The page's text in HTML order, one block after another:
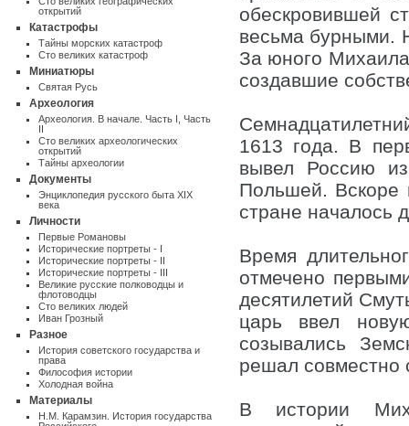
открытий
Катастрофы
Тайны морских катастроф
Сто великих катастроф
Миниатюры
Святая Русь
Археология
Археология. В начале. Часть I Часть
II
Сто великих археологических
открытий
Тайны археологии
Документы
Энциклопедия русского быта XIX
века
Личности
Первые Романовы
Исторические портреты - I
Исторические портреты - II
Исторические портреты - III
Великие русские полководцы и
флотоводцы
Сто великих людей
Иван Грозный
Разное
Истоpия советского государства и
пpава
Философия истории
Холодная война
Материалы
Н.М. Карамзин. История государства
обескровившей
весьма бурными.
За юного
создавшие
1613 года. В
вывел Россию
Польшей. Вскоре
стране началось
Время
отмечено
десятилетий
царь ввел
созывались
решал совместно
В истории